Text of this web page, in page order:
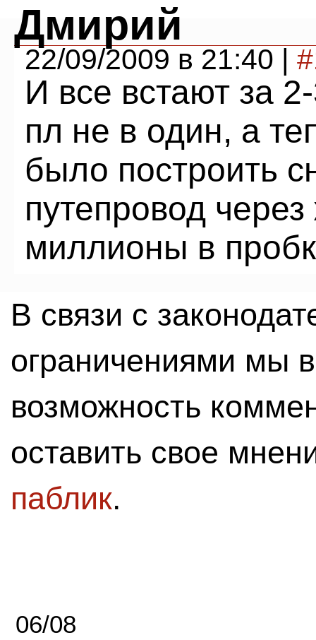
Дмирий
22/09/2009 в 21:40 |
И все встают за
пл не в один, а
было построить
путепровод
миллионы в
В связи с
ограничениями мы
возможность
оставить свое
паблик.
06/08